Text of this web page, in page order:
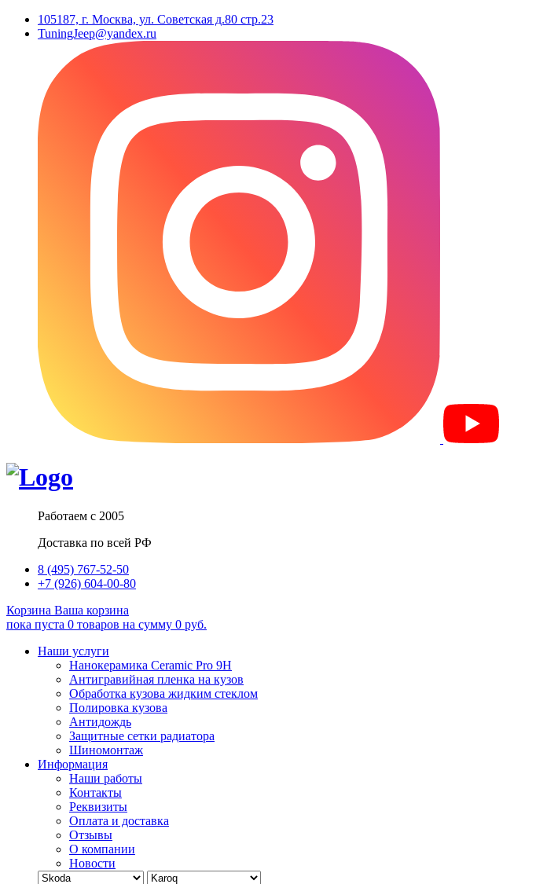
105187, г. Москва, ул. Советская д.80 стр.23
TuningJeep@yandex.ru
Работаем с 2005
Доставка по всей РФ
8 (495) 767-52-50
+7 (926) 604-00-80
Корзина Ваша корзина
пока пуста 0 товаров на сумму 0 руб.
Наши услуги
Нанокерамика Ceramic Pro 9H
Антигравийная пленка на кузов
Обработка кузова жидким стеклом
Полировка кузова
Антидождь
Защитные сетки радиатора
Шиномонтаж
Информация
Наши работы
Контакты
Реквизиты
Оплата и доставка
Отзывы
О компании
Новости